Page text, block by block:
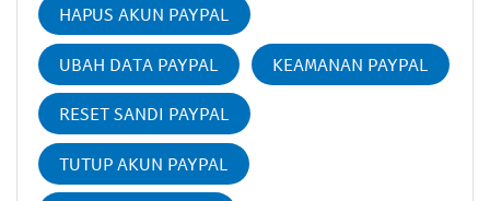
HAPUS AKUN PAYPAL
UBAH DATA PAYPAL KEAMANAN PAYPAL
RESET SANDI PAYPAL
TUTUP AKUN PAYPAL